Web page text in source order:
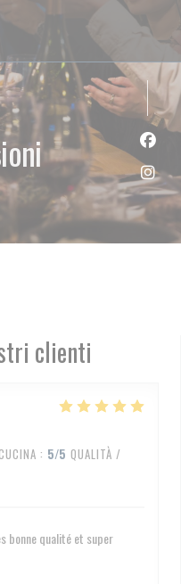
clienti
CUCINA : 5/5 QUALITÀ /
bonne qualité et super